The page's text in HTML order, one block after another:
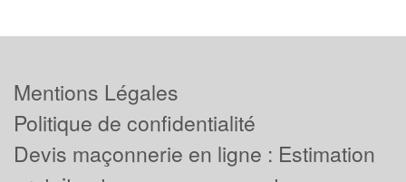
Mentions Légales
Politique de confidentialité
Devis maçonnerie en ligne : Estimation